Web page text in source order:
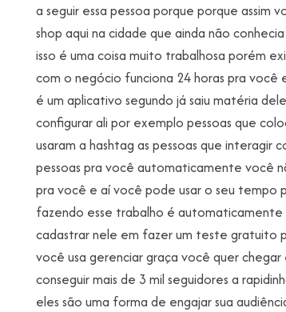
a seguir essa pessoa porque porque assim
shop aqui na cidade que ainda não
isso é uma coisa muito trabalhosa porém
com o negócio funciona 24 horas pra você
é um aplicativo segundo já saiu matéria
configurar ali por exemplo pessoas que
usaram a hashtag as pessoas que interagir
pessoas pra você automaticamente você
pra você e aí você pode usar o seu tempo
fazendo esse trabalho é automaticamente
cadastrar nele em fazer um teste gratuito
você usa gerenciar graça você quer
conseguir mais de 3 mil seguidores a
eles são uma forma de engajar sua